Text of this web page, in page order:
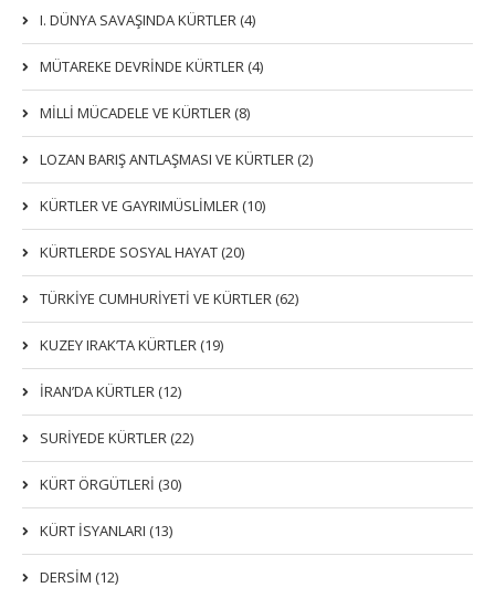
I. DÜNYA SAVAŞINDA KÜRTLER (4)
MÜTAREKE DEVRİNDE KÜRTLER (4)
MİLLİ MÜCADELE VE KÜRTLER (8)
LOZAN BARIŞ ANTLAŞMASI VE KÜRTLER (2)
KÜRTLER VE GAYRIMÜSLIMLER (10)
KÜRTLERDE SOSYAL HAYAT (20)
TÜRKİYE CUMHURİYETİ VE KÜRTLER (62)
KUZEY IRAK’TA KÜRTLER (19)
İRAN’DA KÜRTLER (12)
SURİYEDE KÜRTLER (22)
KÜRT ÖRGÜTLERİ (30)
KÜRT İSYANLARI (13)
DERSIM (12)